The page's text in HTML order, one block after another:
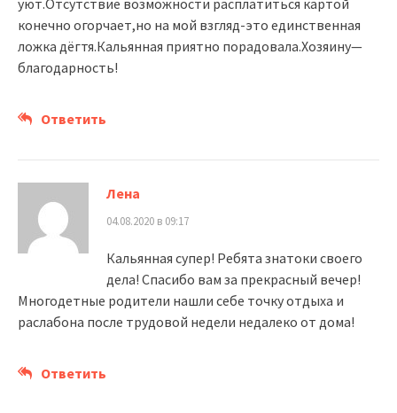
уют.Отсутствие возможности расплатиться картой
конечно огорчает,но на мой взгляд-это единственная
ложка дёгтя.Кальянная приятно порадовала.Хозяину—
благодарность!
Ответить
Лена
04.08.2020 в 09:17
Кальянная супер! Ребята знатоки своего
дела! Спасибо вам за прекрасный вечер!
Многодетные родители нашли себе точку отдыха и
раслабона после трудовой недели недалеко от дома!
Ответить